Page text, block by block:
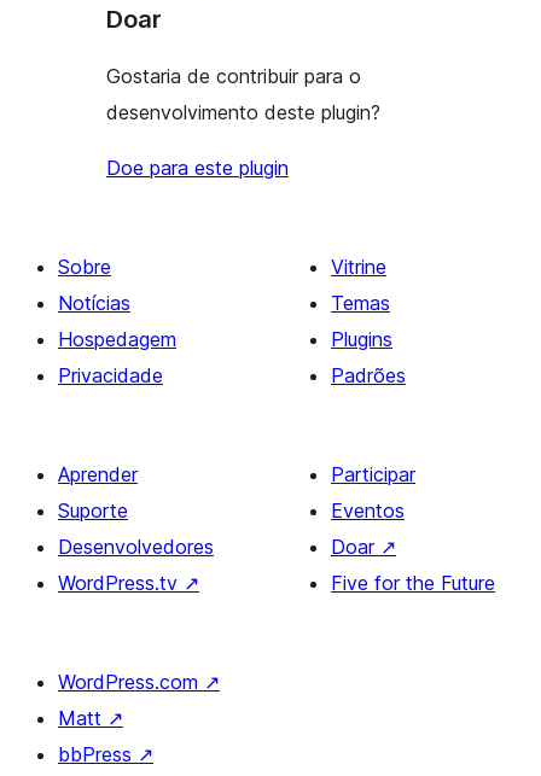
Doar
Gostaria de contribuir para o
desenvolvimento deste plugin?
Doe para este plugin
Sobre
Notícias
Hospedagem
Privacidade
Vitrine
Temas
Plugins
Padrões
Aprender
Suporte
Desenvolvedores
WordPress.tv ↗
Participar
Eventos
Doar ↗
Five for the Future
WordPress.com ↗
Matt ↗
bbPress ↗